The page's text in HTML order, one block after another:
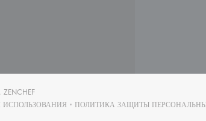
ZENCHEF((ОТКРЫВАЕТСЯ В НОВОМ ОКНЕ))
((ОТКРЫВАЕТСЯ В НОВОМ ОКНЕ))
ПОЛИТИКА ЗАЩИТЫ